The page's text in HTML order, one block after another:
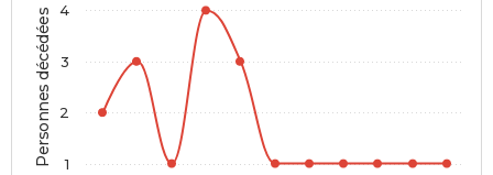
Personnes décédées 1
2
3
4